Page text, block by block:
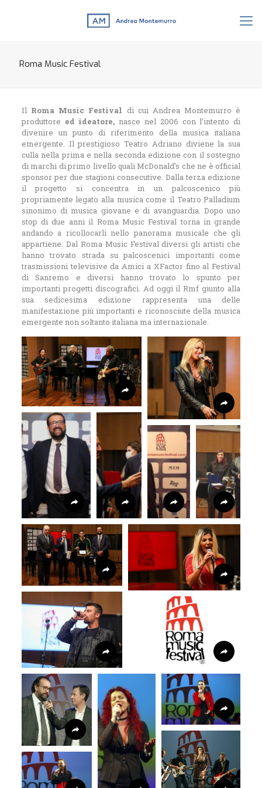
Roma Music Festival
Il Roma Music Festival di cui Andrea Montemurro è
produttore ed ideatore, nasce nel 2006 con l’intento di
divenire un punto di riferimento della musica italiana
emergente. Il prestigioso Teatro Adriano diviene la sua
culla nella prima e nella seconda edizione con il sostegno
di marchi di primo livello quali McDonald’s che ne è official
sponsor per due stagioni consecutive. Dalla terza edizione
il progetto si concentra in un palcoscenico più
propriamente legato alla musica come il Teatro Palladium
sinonimo di musica giovane e di avanguardia. Dopo uno
stop di due anni il Roma Music Festival torna in grande
andando a ricollocarli nello panorama musicale che gli
appartiene. Dal Roma Music Festival diversi gli artisti che
hanno trovato strada su palcoscenici importanti come
trasmissioni televisive da Amici a XFactor fino al Festival
di Sanremo e diversi hanno trovato lo spunto per
importanti progetti discografici. Ad oggi il Rmf giunto alla
sua sedicesima edizione rappresenta una delle
manifestazione più importanti e riconosciute della musica
emergente non soltanto italiana ma internazionale.